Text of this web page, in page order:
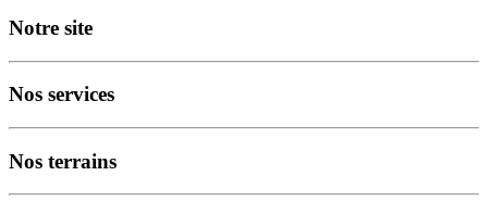
Notre site
Nos services
Nos terrains